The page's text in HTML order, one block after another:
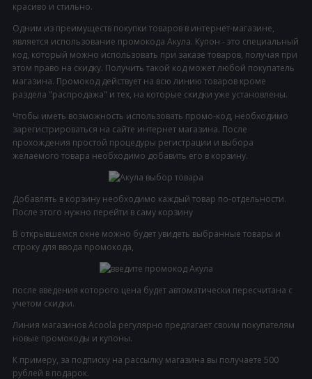
красиво и стильно.
Одним из преимуществ покупки товаров в интернет-магазине,
является использование промокода Акула. Купон - это специальный
код, который можно использовать при заказе товаров, получая при
этом право на скидку. Получить такой код может любой покупатель
магазина. Промокод действует на всю линию товаров кроме
раздела "распродажа" и тех, на которые скидки уже установлены.
Чтобы иметь возможность использовать промо-код, необходимо
зарегистрироваться на сайте интернет магазина. После
прохождения простой процедуры регистрации и выбора
желаемого товара необходимо добавить его в корзину.
Добавлять в корзину необходимо каждый товар по-отдельности.
После этого нужно перейти в саму корзину
В открывшемся окне можно будет увидеть выбранные товары и
строку для ввода промокода,
после введения которого цена будет автоматически пересчитана с
учетом скидки.
Линия магазинов Acoola регулярно предлагает своим покупателям
новые промокоды и купоны.
К примеру, за подписку на рассылку магазина вы получаете 500
рублей в подарок.